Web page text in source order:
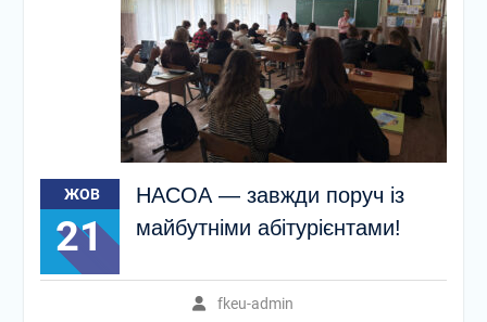
залишиться у наших
серцях!
Директор Фахового
коледжу економіки та
управління НАСОА ,
доктор юридичних наук,
професор Петро
взяв участь в підписанні
Меморандуму про
співпрацю між
статистики, обліку та
аудиту та Обухівською
ЖОВ
21
НАСОА — завжди поруч із
майбутніми абітурієнтами!
fkeu-admin